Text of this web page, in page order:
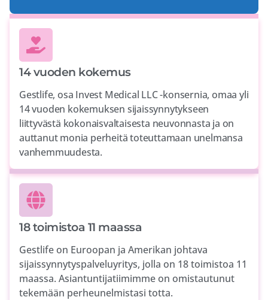
14 vuoden kokemus
Gestlife, osa Invest Medical LLC -konsernia, omaa yli
14 vuoden kokemuksen sijaissynnytykseen
liittyvästä kokonaisvaltaisesta neuvonnasta ja on
auttanut monia perheitä toteuttamaan unelmansa
vanhemmuudesta.
18 toimistoa 11 maassa
Gestlife on Euroopan ja Amerikan johtava
sijaissynnytyspalveluyritys, jolla on 18 toimistoa 11
maassa. Asiantuntijatiimimme on omistautunut
tekemään perheunelmistasi totta.